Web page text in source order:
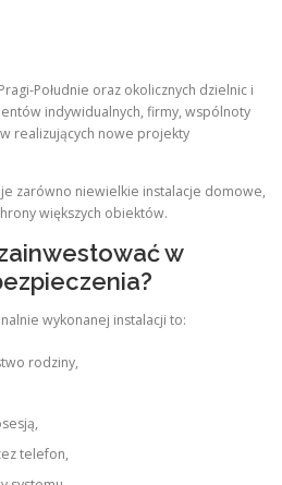
Południe oraz okolicznych dzielnic i
indywidualnych, firmy, wspólnoty
realizujących nowe projekty
zarówno niewielkie instalacje domowe,
większych obiektów.
w
wykonanej instalacji to:
rodziny,
telefon,